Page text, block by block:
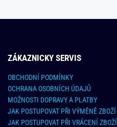
ZÁKAZNICKY SERVIS
OBCHODNÍ PODMÍNKY
OCHRANA OSOBNÍCH ÚDAJŮ
MOŽNOSTI DOPRAVY A PLATBY
JAK POSTUPOVAT PŘI VÝMĚNĚ ZBOŽÍ
JAK POSTUPOVAT PŘI VRÁCENÍ ZBOŽÍ